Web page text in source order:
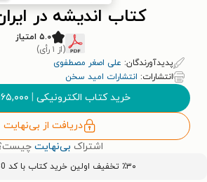
کتاب اندیشه در
۵.۰ امتیاز
(از ۱ رأی)
پدیدآورندگان: علی اصغر مصطفوی
انتشارات: انتشارات امید سخن
خرید کتاب الکترونیکی |
دریافت از بی‌نهایت
اشتراک بی‌نهایت
٪۳۰ تخفیف اولین خرید کتاب با کد